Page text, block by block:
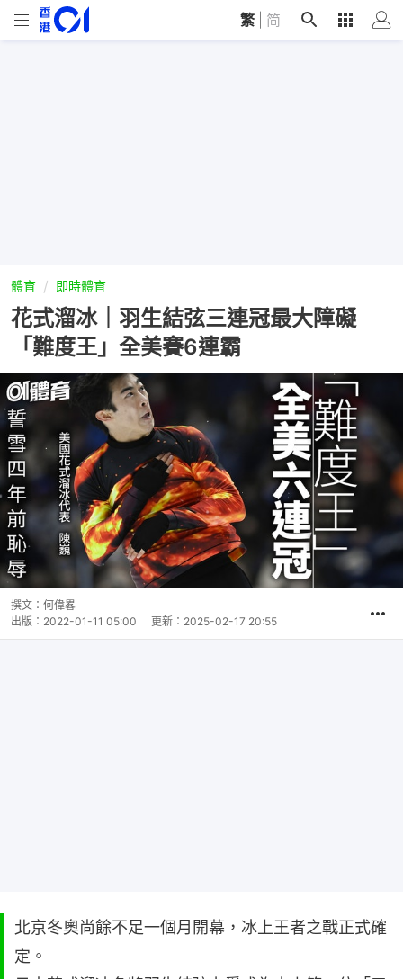
繁 简
體育 即時體育
花式溜冰｜羽生結弦三連冠最大障礙
「難度王」全美賽6連霸
撰文： 何偉畧
出版： 2022-01-11 05:00 更新： 2025-02-17 20:55
北京冬奧尚餘不足一個月開幕，冰上王者之戰正式確
定。